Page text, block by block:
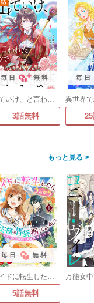
毎日 無料
出ていけ、と言われたので出ていきます
3話無料
毎日
>
毎日 無料
メイドに転生したら、うっかり竜王様の胃袋掴んじゃいました～元ポンコツOLは最強料理人!?～
5話無料